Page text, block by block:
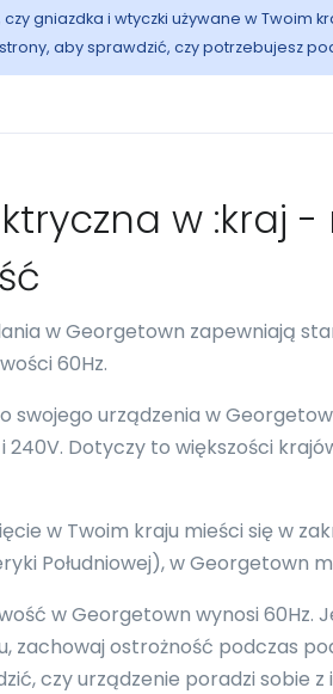
gniazdka i wtyczki używane w Twoim
aby sprawdzić, czy potrzebujesz
w :kraj
w Georgetown zapewniają
60Hz.
swojego urządzenia w
240V. Dotyczy to większości
w Twoim kraju mieści się w
Południowej), w
w Georgetown wynosi 60Hz.
zachowaj ostrożność podczas
czy urządzenie poradzi sobie